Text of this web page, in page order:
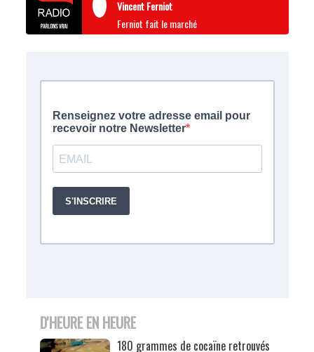
Vincent Ferniot
Ferniot fait le marché
D'HEURE EN HEURE
180 grammes de cocaïne retrouvés